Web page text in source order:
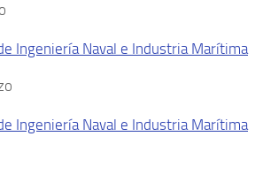
Ingeniería Naval e Industria Marítima
Ingeniería Naval e Industria Marítima